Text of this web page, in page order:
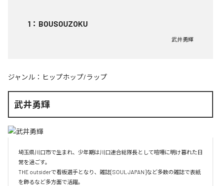
1 ： BOUSOUZOKU
武井勇輝
ジャンル： ヒップホップ/ラップ
武井勇輝
埼玉県川口市で生まれ、少年期は川口連合総隊長として喧嘩に明け暮れた日
常を過ごす。
THE outsiderで看板選手となり、雑誌[SOUL JAPAN]など多数の雑誌で表紙
を飾るなど多方面で活躍。